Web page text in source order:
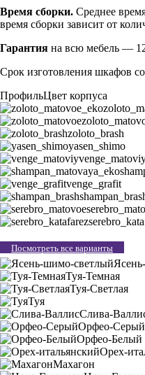
Время сборки. Среднее
время сборки зависит от
Гарантия на всю мебель —
Срок изготовления шкафов
ПрофильЦвет корпуса
zoloto_brash
yasen_shimo
venge_grafit
Посмотреть все варианты
Туя-Темная
Туя-Светлая
Туя
Слива-
Орфео-Серый
Орфео-Белый
Орех-
Махагон